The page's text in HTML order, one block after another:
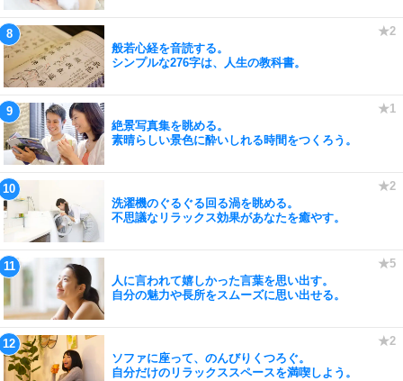
般若心経を音読する。
シンプルな276字は、人生の教科書。
絶景写真集を眺める。
素晴らしい景色に酔いしれる時間をつくろう。
洗濯機のぐるぐる回る渦を眺める。
不思議なリラックス効果があなたを癒やす。
人に言われて嬉しかった言葉を思い出す。
自分の魅力や長所をスムーズに思い出せる。
ソファに座って、のんびりくつろぐ。
自分だけのリラックススペースを満喫しよう。